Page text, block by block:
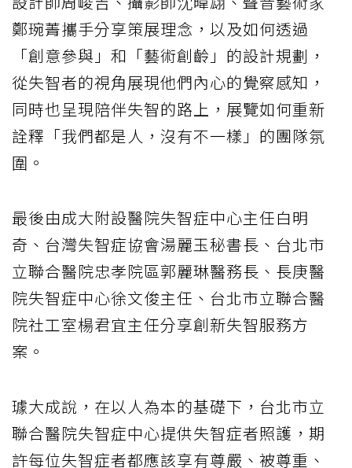
鄭琬菁攜手分享策展理念，以及如何透過
「創意參與」和「藝術創齡」的設計規劃，
從失智者的視角展現他們內心的覺察感知，
同時也呈現陪伴失智的路上，展覽如何重新
詮釋「我們都是人，沒有不一樣」的團隊氛
圍。
最後由成大附設醫院失智症中心主任白明
奇、台灣失智症協會湯麗玉秘書長、台北市
立聯合醫院忠孝院區郭麗琳醫務長、長庚醫
院失智症中心徐文俊主任、台北市立聯合醫
院社工室楊君宜主任分享創新失智服務方
案。
璩大成說，在以人為本的基礎下，台北市立
聯合醫院失智症中心提供失智症者照護，期
許每位失智症者都應該享有尊嚴、被尊重、